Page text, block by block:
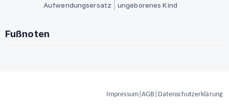
Aufwendungsersatz
ungeborenes Kind
Fußnoten
Impressum|AGB Datenschutzerklärung